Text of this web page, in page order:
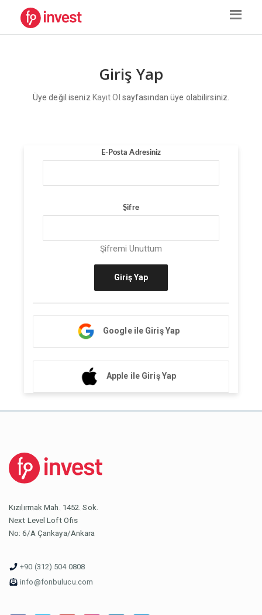
Giriş Yap
Üye değil iseniz Kayıt Ol sayfasından üye olabilirsiniz.
E-Posta Adresiniz
Şifre
Şifremi Unuttum
Giriş Yap
Google ile Giriş Yap
Apple ile Giriş Yap
Kızılırmak Mah. 1452. Sok.
Next Level Loft Ofis
No: 6/A Çankaya/Ankara
+90 (312) 504 0808
info@fonbulucu.com